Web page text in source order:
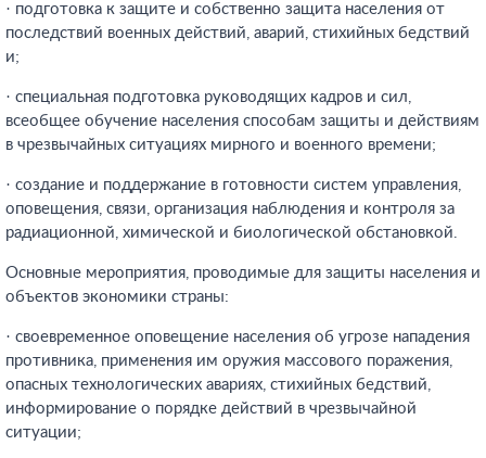
· подготовка к защите и собственно защита населения от
последствий военных действий, аварий, стихийных бедствий
и;
· специальная подготовка руководящих кадров и сил,
всеобщее обучение населения способам защиты и действиям
в чрезвычайных ситуациях мирного и военного времени;
· создание и поддержание в готовности систем управления,
оповещения, связи, организация наблюдения и контроля за
радиационной, химической и биологической обстановкой.
Основные мероприятия, проводимые для защиты населения и
объектов экономики страны:
· своевременное оповещение населения об угрозе нападения
противника, применения им оружия массового поражения,
опасных технологических авариях, стихийных бедствий,
информирование о порядке действий в чрезвычайной
ситуации;